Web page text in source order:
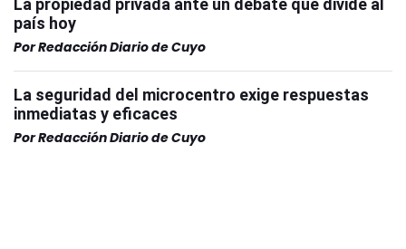
La propiedad privada ante un debate que divide al
país hoy
PorRedacción Diario de Cuyo
La seguridad del microcentro exige respuestas
inmediatas y eficaces
PorRedacción Diario de Cuyo